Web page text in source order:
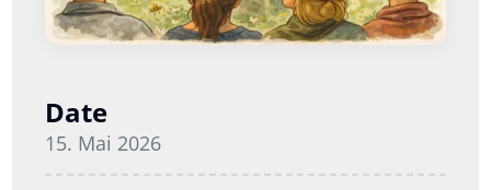
Date
15. Mai 2026